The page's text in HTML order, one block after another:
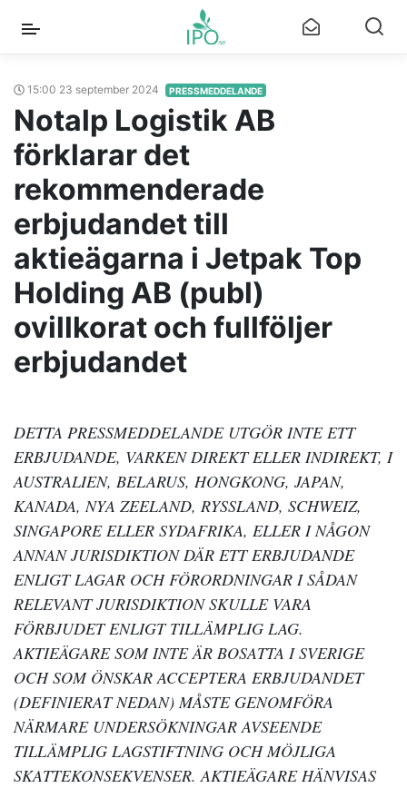
15:00 23 september 2024 PRESSMEDDELANDE
Notalp Logistik AB
förklarar det
rekommenderade
erbjudandet till
aktieägarna i Jetpak Top
Holding AB (publ)
ovillkorat och fullföljer
erbjudandet
DETTA PRESSMEDDELANDE UTGÖR INTE ETT
ERBJUDANDE, VARKEN DIREKT ELLER INDIREKT, I
AUSTRALIEN, BELARUS, HONGKONG, JAPAN,
KANADA, NYA ZEELAND, RYSSLAND, SCHWEIZ,
SINGAPORE ELLER SYDAFRIKA, ELLER I NÅGON
ANNAN JURISDIKTION DÄR ETT ERBJUDANDE
ENLIGT LAGAR OCH FÖRORDNINGAR I SÅDAN
RELEVANT JURISDIKTION SKULLE VARA
FÖRBJUDET ENLIGT TILLÄMPLIG LAG.
AKTIEÄGARE SOM INTE ÄR BOSATTA I SVERIGE
OCH SOM ÖNSKAR ACCEPTERA ERBJUDANDET
(DEFINIERAT NEDAN) MÅSTE GENOMFÖRA
NÄRMARE UNDERSÖKNINGAR AVSEENDE
TILLÄMPLIG LAGSTIFTNING OCH MÖJLIGA
SKATTEKONSEKVENSER. AKTIEÄGARE HÄNVISAS